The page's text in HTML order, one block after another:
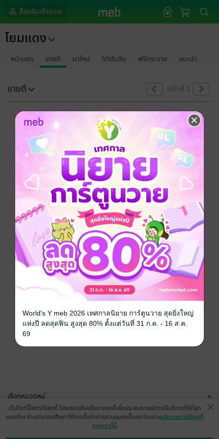
ล็อกอินเข้าระบบ
โยมแดง
หน้าแรก ขายดี มาใหม่ โปรโมชัน ฟรีกระจาย แนะนำ
ขายดี หน้าที่ 1
ขออภัยด้วยนะคะ
ไม่พบข้อมูลในหัวข้อที่คุณกำลังชมค่ะ
เลือกหมวดหมู่ +
บริการช่วยเหลือ
เว็บไซต์นี้มีการใช้คุกกี้ โปรดยอมรับนโยบายคุกกี้เพื่อประสบการณ์การใช้บริการที่ดีที่สุด
ของท่าน ท่านสามารถศึกษาวิธีการตั้งค่าการควบคุมคุกกี้ของท่านผ่านนโยบายการใช้คุกกี้
ของเราที่นี่
World's Y meb 2026 เทศกาลนิยาย การ์ตูนวาย สุดยิ่งใหญ่
แห่งปี ลดสุดฟิน สูงสุด 80% ตั้งแต่วันที่ 31 ก.ค. - 16 ส.ค.
69